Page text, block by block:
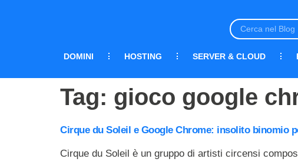
DOMINI HOSTING SERVER & CLOUD
Tag: gioco google
Cirque du Soleil e Google Chrome: insolito binomio
Cirque du Soleil è un gruppo di artisti circensi